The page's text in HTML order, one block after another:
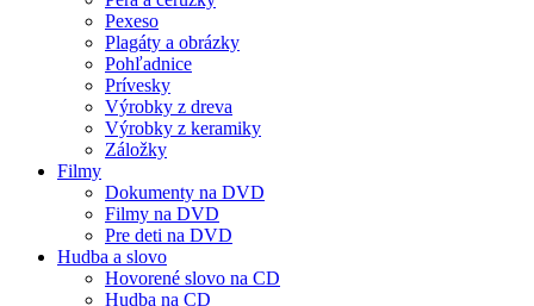
Pexeso
Plagáty a obrázky
Pohľadnice
Prívesky
Výrobky z dreva
Výrobky z keramiky
Záložky
Filmy
Dokumenty na DVD
Filmy na DVD
Pre deti na DVD
Hudba a slovo
Hovorené slovo na CD
Hudba na CD